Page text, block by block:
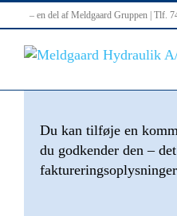
to
content
– en del af Meldgaard Gruppen | Tlf.
Du kan tilføje en
du godkender den –